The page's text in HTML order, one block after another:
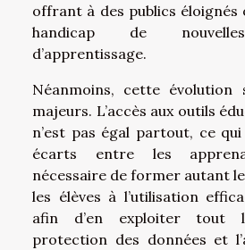
offrant à des publics éloignés
handicap de
d’apprentissage.
Néanmoins, cette évolution
majeurs. L’accès aux outils
n’est pas égal partout, ce
écarts entre les
nécessaire de former autant
les élèves à l’utilisation
afin d’en exploiter tout
protection des données et